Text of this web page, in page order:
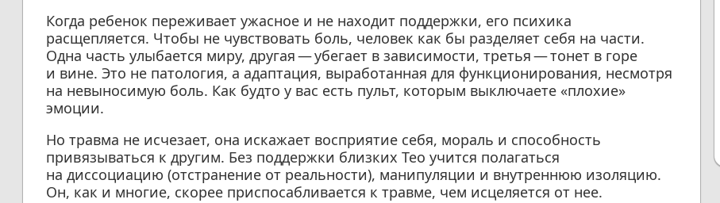
Когда ребенок переживает ужасное и не находит поддержки, его психика
расщепляется. Чтобы не чувствовать боль, человек как бы разделяет себя на части.
Одна часть улыбается миру, другая — убегает в зависимости, третья — тонет в горе
и вине. Это не патология, а адаптация, выработанная для функционирования, несмотря
на невыносимую боль. Как будто у вас есть пульт, которым выключаете «плохие»
эмоции.
Но травма не исчезает, она искажает восприятие себя, мораль и способность
привязываться к другим. Без поддержки близких Тео учится полагаться
на диссоциацию (отстранение от реальности), манипуляции и внутреннюю изоляцию.
Он, как и многие, скорее приспосабливается к травме, чем исцеляется от нее.